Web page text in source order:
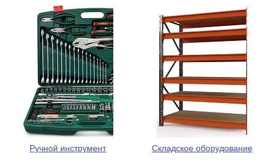
Ручной инструмент Складское оборудование